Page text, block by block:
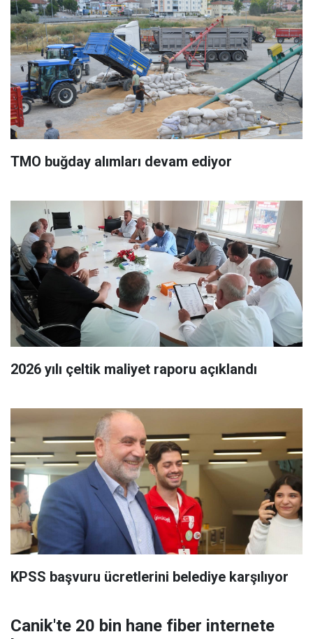
TMO buğday alımları devam ediyor
2026 yılı çeltik maliyet raporu açıklandı
KPSS başvuru ücretlerini belediye karşılıyor
Canik'te 20 bin hane fiber internete